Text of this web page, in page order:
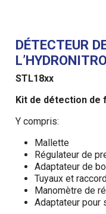
DÉTECTEUR
STL18xx
Kit de détection de
Y compris:
Mallette
Régulateur de
Adaptateur de
Tuyaux et
Manomètre de
Adaptateur pour